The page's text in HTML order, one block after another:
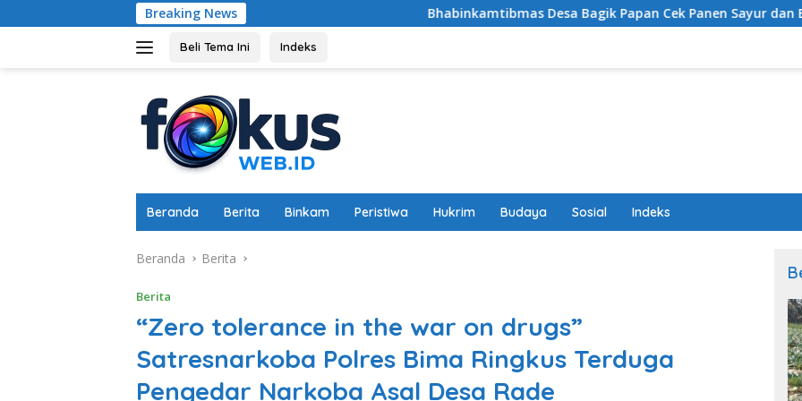
ke
Breaking News Bhabinkamtibmas Desa Bagik Papan Cek Panen Sayur dan Berikan Imbauan
Beli Tema Ini Indeks
Beranda Berita Binkam Peristiwa Hukrim Budaya Sosial Indeks
Beranda Berita
Berita
“Zero tolerance in the war on drugs”
Satresnarkoba Polres Bima Ringkus Terduga
Pengedar Narkoba Asal Desa Rade